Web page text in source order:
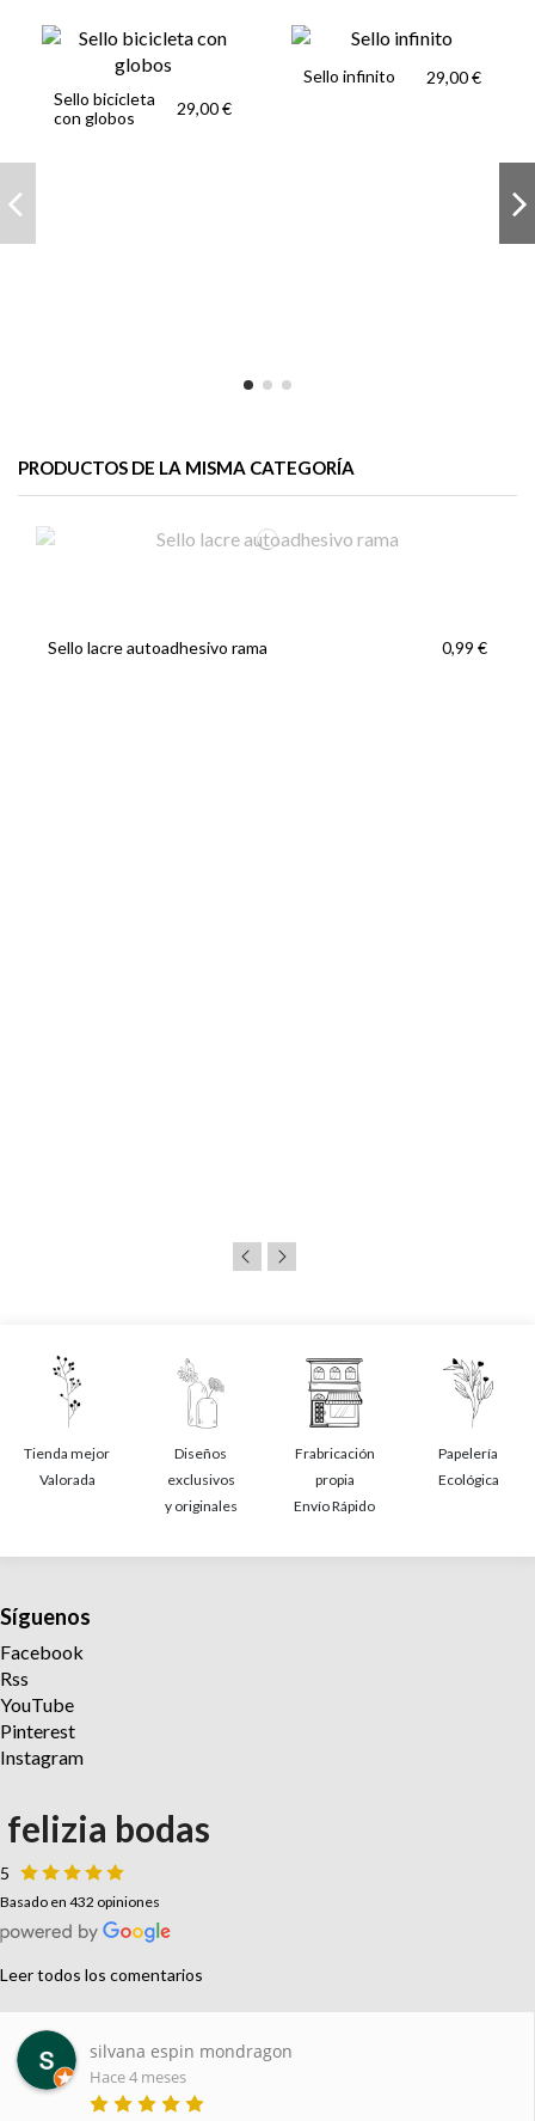
Sello bicicleta
con globos
29,00 €
Sello infinito 29,00 €
PRODUCTOS DE LA MISMA CATEGORÍA
Sello lacre autoadhesivo rama 0,99 €
Tienda mejor
Valorada
Diseños
exclusivos
y originales
Frabricación
propia
Envío Rápido
Papelería
Ecológica
Síguenos
Facebook
Rss
YouTube
Pinterest
Instagram
felizia bodas
5
Basado en 432 opiniones
Leer todos los comentarios
Paula Pellicer
Hace 4 meses